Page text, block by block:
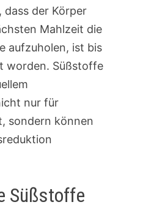
dass der Körper
Mahlzeit die
aufzuholen, ist bis
worden. Süßstoffe
nur für
sondern können
Süßstoffe